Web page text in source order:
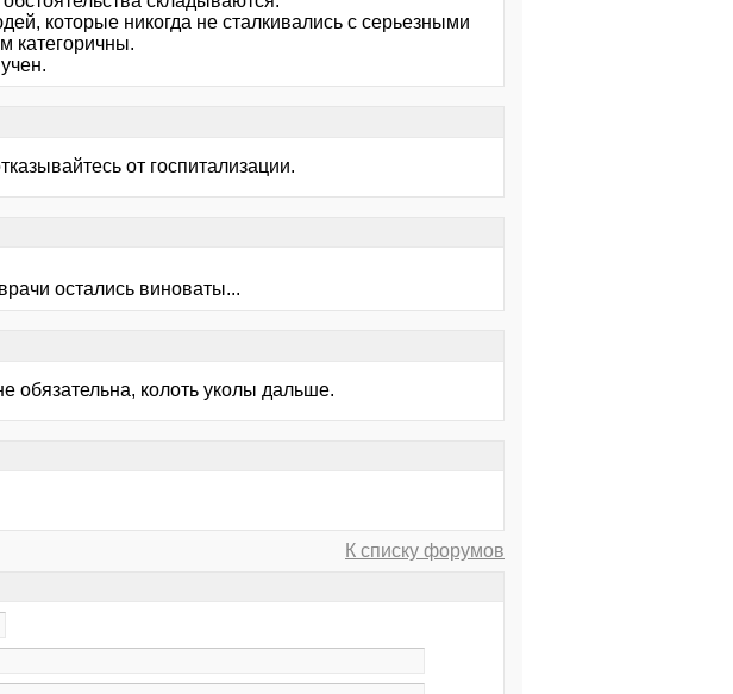
которые никогда не сталкивались с серьезными
категоричны.
от госпитализации.
остались виноваты...
обязательна, колоть уколы дальше.
К списку форумов